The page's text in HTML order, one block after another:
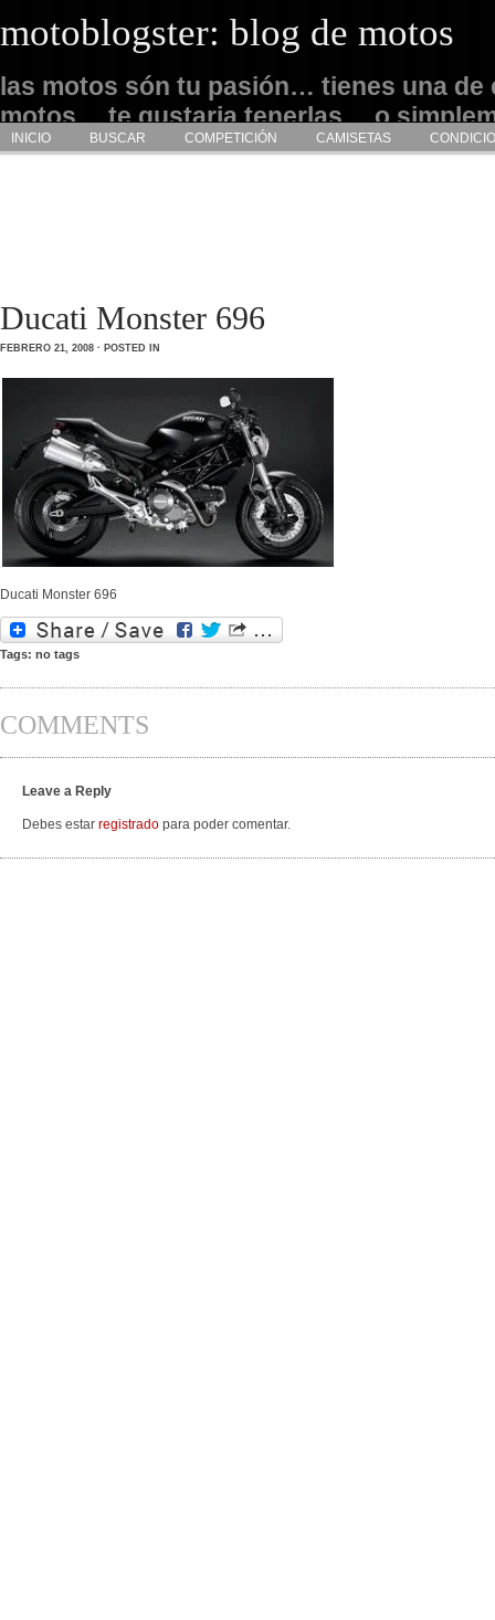
motoblogster: blog de motos
las motos són tu pasión… tienes una de
motos… te gustaria tenerlas… o
admirarlas… este es tu sitio
INICIO BUSCAR COMPETICIÓN CAMISETAS
Ducati Monster 696
FEBRERO 21, 2008 · POSTED IN
Ducati Monster 696
Tags: no tags
COMMENTS
Leave a Reply
Debes estar registrado para poder comentar.